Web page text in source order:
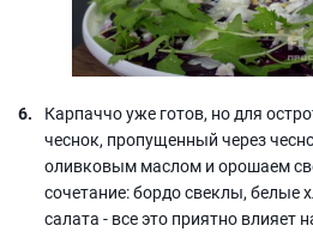
Карпаччо уже готов, но для
чеснок, пропущенный через
оливковым маслом и орошаем
сочетание: бордо свеклы, белые
салата - все это приятно влияет